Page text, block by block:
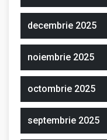
decembrie 2025
noiembrie 2025
octombrie 2025
septembrie 2025